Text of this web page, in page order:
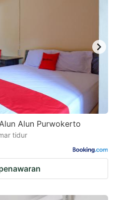
Alun Purwokerto
tidur